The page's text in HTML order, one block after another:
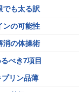
でも太る訳
ンの可能性
消の体操術
べき7項目
リン品薄